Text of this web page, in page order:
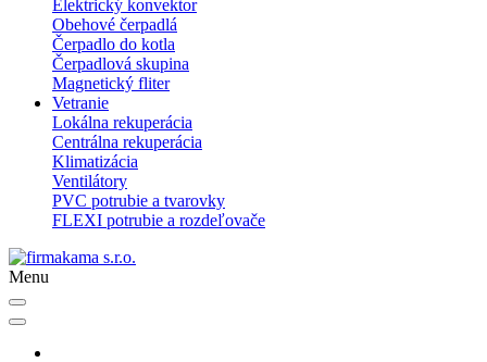
Elektrický konvektor
Obehové čerpadlá
Čerpadlo do kotla
Čerpadlová skupina
Magnetický fliter
Vetranie
Lokálna rekuperácia
Centrálna rekuperácia
Klimatizácia
Ventilátory
PVC potrubie a tvarovky
FLEXI potrubie a rozdeľovače
Menu